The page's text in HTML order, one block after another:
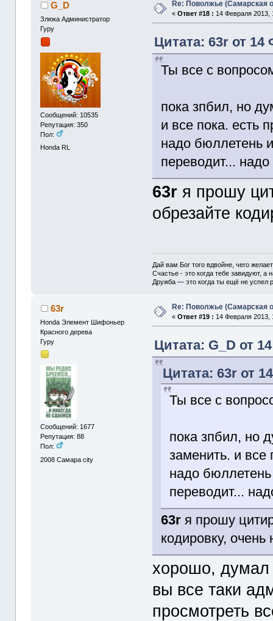
G_D
Злюка Администратор
Гуру
Сообщений: 10535
Репутация: 350
Пол:
Honda RL
Re: Поволжье (Самарская
«Ответ #18 : 14 Февраля 2013,
Цитата: 63r от 14
Ты все с
пока зпбил, но
и все пока. есть
надо бюллетень
переводит...
63r я прошу
обрезайте
Дай вам Бог того вдвойне, чего
Счастье - это когда тебе завидуют, а
Дружба — это когда ты ещё не успел
63r
Honda Элемент Шифоньер
Красного дерева
Гуру
Сообщений: 1677
Репутация: 88
Пол:
2008 Самара city
Re: Поволжье (Самарская
«Ответ #19 : 14 Февраля 2013,
Цитата: G_D от
Цитата: 63r от
Ты все с
пока зпбил, но
заменить. и все
надо бюллетень
переводит...
63r я прошу
кодировку, очень
хорошо, думал
вы все таки
просмотреть